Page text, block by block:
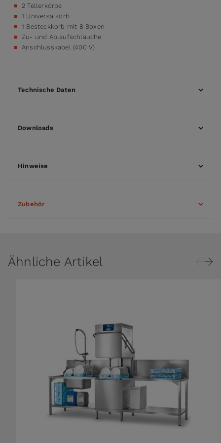
2 Tellerkörbe
1 Universalkorb
1 Besteckkorb mit 8 Boxen
Zu- und Ablaufschläuche
Anschlusskabel (400 V)
Technische Daten
Downloads
Hinweise
Zubehör
Ähnliche Artikel